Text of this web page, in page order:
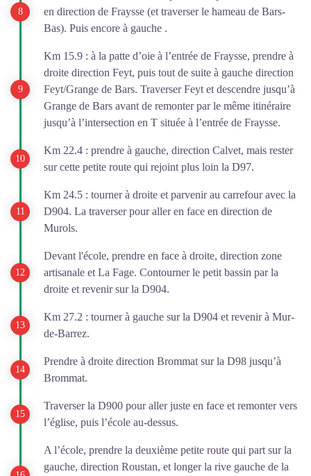
en direction de Fraysse (et traverser le hameau de Bars-
Bas). Puis encore à gauche .
Km 15.9 : à la patte d’oie à l’entrée de Fraysse, prendre à
droite direction Feyt, puis tout de suite à gauche direction
Feyt/Grange de Bars. Traverser Feyt et descendre jusqu’à
Grange de Bars avant de remonter par le même itinéraire
jusqu’à l’intersection en T située à l’entrée de Fraysse.
Km 22.4 : prendre à gauche, direction Calvet, mais rester
sur cette petite route qui rejoint plus loin la D97.
Km 24.5 : tourner à droite et parvenir au carrefour avec la
D904. La traverser pour aller en face en direction de
Murols.
Devant l'école, prendre en face à droite, direction zone
artisanale et La Fage. Contourner le petit bassin par la
droite et revenir sur la D904.
Km 27.2 : tourner à gauche sur la D904 et revenir à Mur-
de-Barrez.
Prendre à droite direction Brommat sur la D98 jusqu’à
Brommat.
Traverser la D900 pour aller juste en face et remonter vers
l’église, puis l’école au-dessus.
A l’école, prendre la deuxième petite route qui part sur la
gauche, direction Roustan, et longer la rive gauche de la